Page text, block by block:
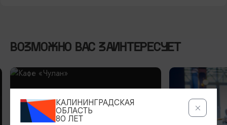
ВОЗМОЖНО ВАС ЗАИНТЕРЕСУЕТ
КАЛИНИНГРАДСКАЯ
ОБЛАСТЬ
80 ЛЕТ